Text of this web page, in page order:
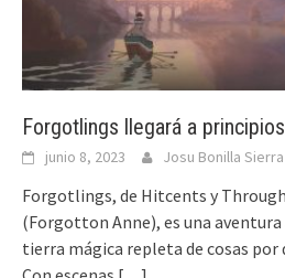
Forgotlings llegará a
junio 8, 2023 Josu Bonilla Sierra
Forgotlings, de Hitcents y
(Forgotton Anne), es una
tierra mágica repleta de cosas por